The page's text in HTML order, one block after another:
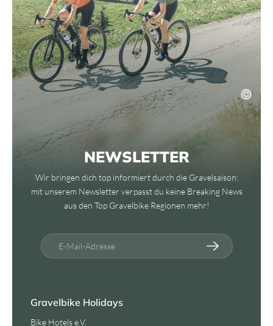
NEWSLETTER
Wir bringen dich top informiert durch die Gravelsaison:
mit unserem Newsletter verpasst du keine Breaking News
aus den Top Gravelbike Regionen mehr!
E-Mail-Adresse
Gravelbike Holidays
Bike Hotels e.V.